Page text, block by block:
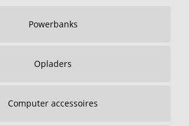
Powerbanks
Opladers
Computer accessoires